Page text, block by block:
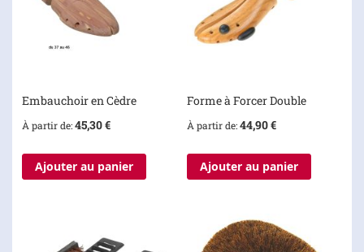
Embauchoir en Cèdre
À partir de 45,30 €
Ajouter au panier
Forme à Forcer Double
À partir de 44,90 €
Ajouter au panier